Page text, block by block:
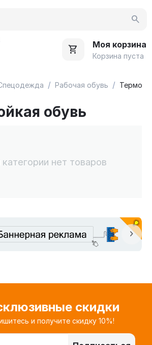
Моя корзина
Корзина пуста
/ Рабочая обувь /
обувь
нет товаров
скидки
и получите скидку 10%!